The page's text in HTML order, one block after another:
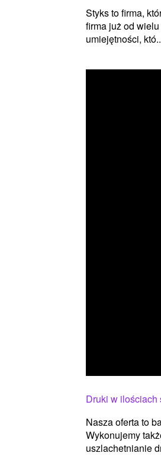
Styks to firma,
firma już od
umiejętności,
Druki w ilościach
Nasza oferta to
Wykonujemy
uszlachetnianie